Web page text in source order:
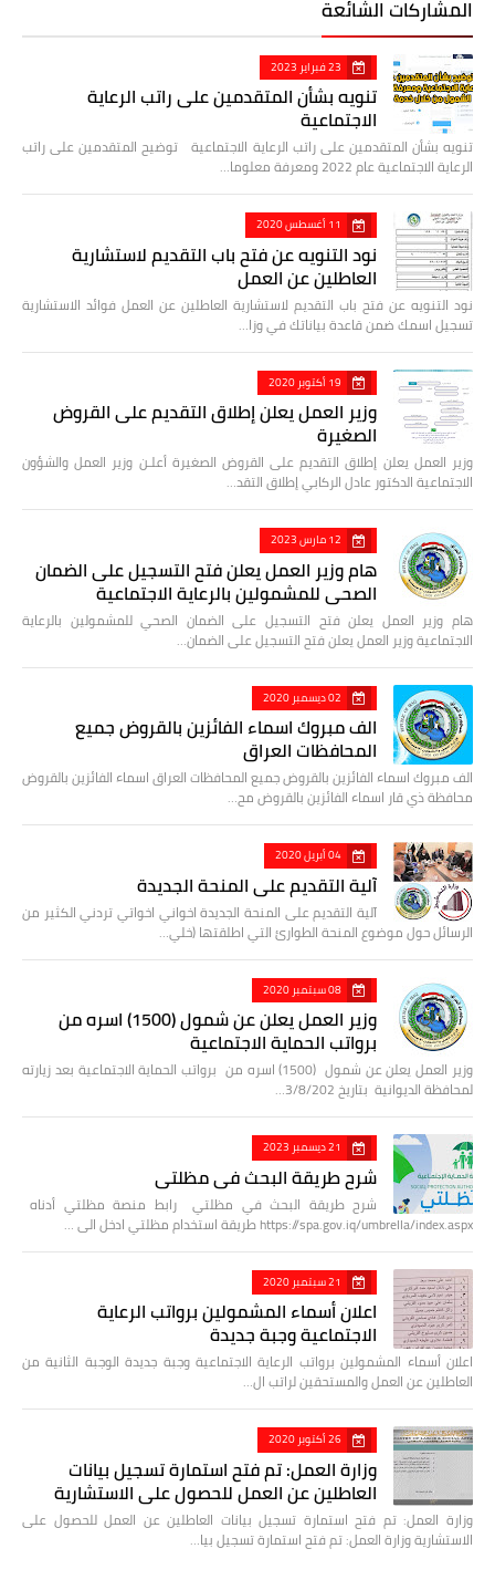
المشاركات الشائعة
23 فبراير 2023
تنويه بشأن المتقدمين على راتب الرعاية
الاجتماعية
تنويه بشأن المتقدمين على راتب الرعاية الاجتماعية توضيح المتقدمين على راتب
الرعاية الاجتماعية عام 2022 ومعرفة معلوما…
11 أغسطس 2020
نود التنويه عن فتح باب التقديم لاستشارية
العاطلين عن العمل
نود التنويه عن فتح باب التقديم لاستشارية العاطلين عن العمل فوائد الاستشارية
تسجيل اسمك ضمن قاعدة بياناتك في وزا…
19 أكتوبر 2020
وزير العمل يعلن إطلاق التقديم على القروض
الصغيرة
وزير العمل يعلن إطلاق التقديم على القروض الصغيرة أعلـن وزير العمل والشؤون
الاجتماعية الدكتور عادل الركابي إطلاق التقد…
12 مارس 2023
هام وزير العمل يعلن فتح التسجيل على الضمان
الصحي للمشمولين بالرعاية الاجتماعية
هام وزير العمل يعلن فتح التسجيل على الضمان الصحي للمشمولين بالرعاية
الاجتماعية وزير العمل يعلن فتح التسجيل على الضمان…
02 ديسمبر 2020
الف مبروك اسماء الفائزين بالقروض جميع
المحافظات العراق
الف مبروك اسماء الفائزين بالقروض جميع المحافظات العراق اسماء الفائزين بالقروض
محافظة ذي قار اسماء الفائزين بالقروض مح…
04 أبريل 2020
آلية التقديم على المنحة الجديدة
آلية التقديم على المنحة الجديدة اخواني اخواتي تردني الكثير من
الرسائل حول موضوع المنحة الطوارئ التي اطلقتها (خلي…
08 سبتمبر 2020
وزير العمل يعلن عن شمول (1500) اسره من
برواتب الحماية الاجتماعية
وزير العمل يعلن عن شمول (1500) اسره من برواتب الحماية الاجتماعية بعد زيارته
لمحافظة الديوانية بتاريخ 3/8/202…
21 ديسمبر 2023
شرح طريقة البحث في مظلتي
شرح طريقة البحث في مظلتي رابط منصة مظلتي أدناه
https://spa.gov.iq/umbrella/index.aspx طريقة استخدام مظلتي ادخل الى …
21 سبتمبر 2020
اعلان أسماء المشمولين برواتب الرعاية
الاجتماعية وجبة جديدة
اعلان أسماء المشمولين برواتب الرعاية الاجتماعية وجبة جديدة الوجبة الثانية من
العاطلين عن العمل والمستحقين لراتب ال…
26 أكتوبر 2020
وزارة العمل: تم فتح استمارة تسجيل بيانات
العاطلين عن العمل للحصول على الاستشارية
وزارة العمل: تم فتح استمارة تسجيل بيانات العاطلين عن العمل للحصول على
الاستشارية وزارة العمل: تم فتح استمارة تسجيل بيا…